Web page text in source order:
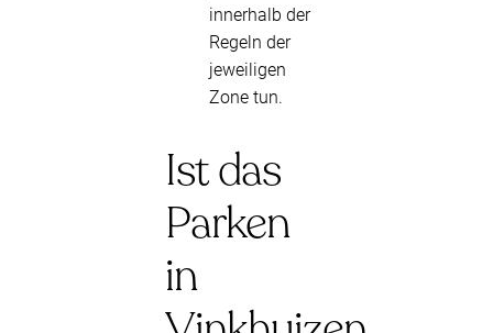
innerhalb der
Regeln der
jeweiligen
Zone tun.
Ist das
Parken
in